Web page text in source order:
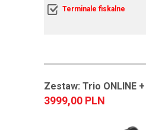
Terminale fiskalne
Zestaw: Trio ONLINE
3999,00 PLN